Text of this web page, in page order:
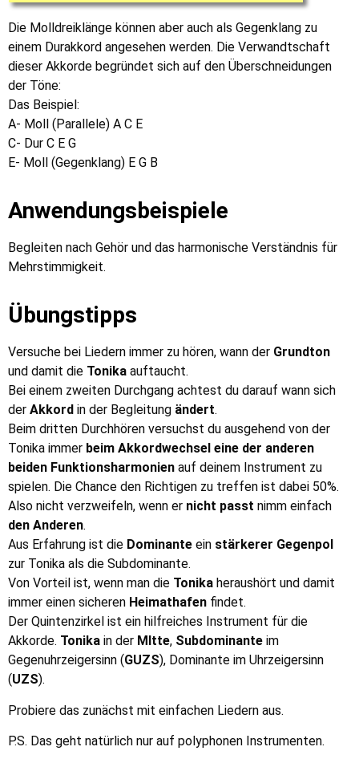
Die Molldreiklänge können aber auch als Gegenklang zu
einem Durakkord angesehen werden. Die Verwandtschaft
dieser Akkorde begründet sich auf den Überschneidungen
der Töne:
Das Beispiel:
A- Moll (Parallele) A C E
C- Dur C E G
E- Moll (Gegenklang) E G B
Anwendungsbeispiele
Begleiten nach Gehör und das harmonische Verständnis für
Mehrstimmigkeit.
Übungstipps
Versuche bei Liedern immer zu hören, wann der Grundton
und damit die Tonika auftaucht.
Bei einem zweiten Durchgang achtest du darauf wann sich
der Akkord in der Begleitung ändert.
Beim dritten Durchhören versuchst du ausgehend von der
Tonika immer beim Akkordwechsel eine der anderen
beiden Funktionsharmonien auf deinem Instrument zu
spielen. Die Chance den Richtigen zu treffen ist dabei 50%.
Also nicht verzweifeln, wenn er nicht passt nimm einfach
den Anderen.
Aus Erfahrung ist die Dominante ein stärkerer Gegenpol
zur Tonika als die Subdominante.
Von Vorteil ist, wenn man die Tonika heraushört und damit
immer einen sicheren Heimathafen findet.
Der Quintenzirkel ist ein hilfreiches Instrument für die
Akkorde. Tonika in der MItte, Subdominante im
Gegenuhrzeigersinn (GUZS), Dominante im Uhrzeigersinn
(UZS).
Probiere das zunächst mit einfachen Liedern aus.
P.S. Das geht natürlich nur auf polyphonen Instrumenten.